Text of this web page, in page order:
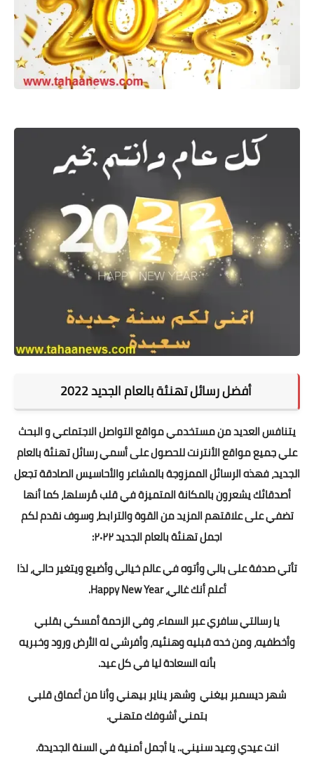
أفضل رسائل تهنئة بالعام الجديد 2022
يتنافس العديد من مستخدمي مواقع التواصل الاجتماعي و البحث
علي جميع مواقع الأنترنت للحصول على أسميرسائل تهنئة بالعام
الجديد، فهذه الرسائل الممزوجة بالمشاعر والأحاسيس الصادقة تجعل
أصدقائك يشعرون بالمكانة المتميزة في قلب مُرسلها، كما أنها
تضفي على علاقتهم المزيد من القوة والترابط، وسوف نقدم لكم
اجمل تهنئة بالعام الجديد ٢٠٢٢:
تأتي صدفة على بالي وأتوه في عالم خيالي وأضيع ويتغير حالي، لذا
أعلم أنك غالي، Happy New Year.
يا رسالتي سافري عبر السماء، وفي الزحمة أمسكي بقلبي
وأخطفيه، ومن خده قبليه وهنئيه، وأفرشي له الأرض ورود وخبريه
بأنه السعادة ليا في كل عيد.
شهر ديسمبر بيغني وشهر يناير بيهني وأنا من أعماق قلبي
بتمني أشوفك متهني.
انت عيدي وعيد سنيني.. يا أجمل أمنية في السنة الجديدة.